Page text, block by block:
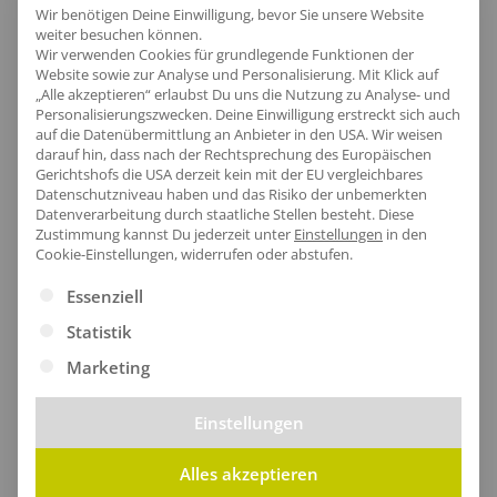
Dortmund lohnt sich für Dein
Unternehmen
Ob Kultur, Natur oder Wirtschaft, Dortmund hat
alles zu bieten. Neben den Massen an Touristen, die
Dortmund anzieht, sind hier auch Unternehmen und
Arbeitnehmende in großer Zahl zu finden. In dieser
Wir benötigen Deine Einwilligung, bevor Sie unsere Website
weiter besuchen können.
Wir verwenden Cookies für grundlegende Funktionen der
Website sowie zur Analyse und Personalisierung. Mit Klick auf
„Alle akzeptieren“ erlaubst Du uns die Nutzung zu Analyse- und
Personalisierungszwecken. Deine Einwilligung erstreckt sich auch
auf die Datenübermittlung an Anbieter in den USA. Wir weisen
darauf hin, dass nach der Rechtsprechung des Europäischen
Gerichtshofs die USA derzeit kein mit der EU vergleichbares
Datenschutzniveau haben und das Risiko der unbemerkten
Datenverarbeitung durch staatliche Stellen besteht. Diese
Zustimmung kannst Du jederzeit unter Einstellungen in den
Cookie-Einstellungen, widerrufen oder abstufen.
Es folgt eine Liste der Service-Gruppen, für die eine
Essenziell
Statistik
Marketing
Einstellungen
Alles akzeptieren